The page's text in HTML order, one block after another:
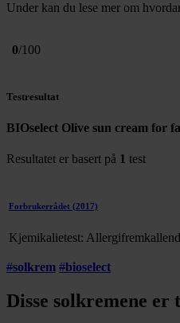
Under kan du lese mer om
0/100
Testresultat
BIOselect Olive sun cream for
Resultatet er basert på 1 test
Forbrukerrådet (2017)
Kjemikalietest:
#solkrem #bioselect
Disse solkremene er